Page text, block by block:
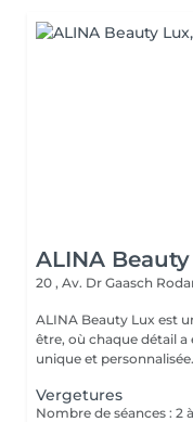
ALINA
20 , Av. Dr Gaasch
ALINA Beauty Lux est
être, où chaque détail
Vergetures